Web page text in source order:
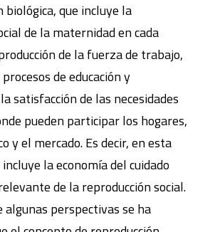
biológica, que incluye la
de la maternidad en cada
de la fuerza de trabajo,
de educación y
satisfacción de las necesidades
pueden participar los hogares,
y el mercado. Es decir, en esta
la economía del cuidado
de la reproducción social.
algunas perspectivas se ha